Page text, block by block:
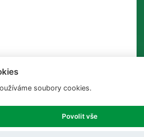
soubory cookies.
Povolit vše